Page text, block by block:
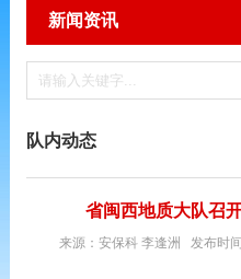
新闻资讯
队内动态
省闽西地质大队召
来源：安保科 李逢洲 发布时